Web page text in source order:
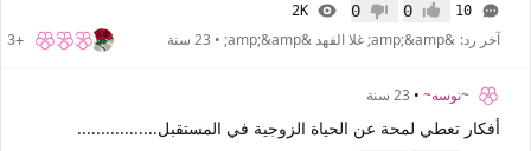
10 إعجاب0 عدم إعجاب
0
2K
آخر رد: &amp;&amp; غلا الفهد &amp;&amp; • 23 سنة +3
~نوسه~ • 23 سنة
أفكار تعطي لمحة عن الحياة الزوجية في المستقبل.................